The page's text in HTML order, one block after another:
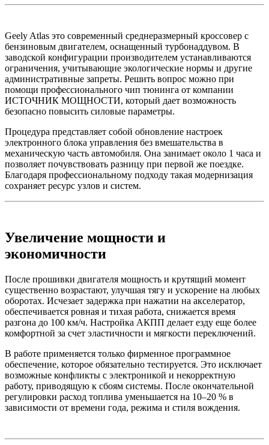
Geely Atlas это современный среднеразмерный кроссовер с
бензиновым двигателем, оснащенный турбонаддувом. В
заводской конфигурации производителем устанавливаются
ограничения, учитывающие экологические нормы и другие
административные запреты. Решить вопрос можно при
помощи профессионального чип тюнинга от компании
ИСТОЧНИК МОЩНОСТИ, который дает возможность
безопасно повысить силовые параметры.
Процедура представляет собой обновление настроек
электронного блока управления без вмешательства в
механическую часть автомобиля. Она занимает около 1 часа и
позволяет почувствовать разницу при первой же поездке.
Благодаря профессиональному подходу такая модернизация
сохраняет ресурс узлов и систем.
Увеличение мощности и
экономичности
После прошивки двигателя мощность и крутящий момент
существенно возрастают, улучшая тягу и ускорение на любых
оборотах. Исчезает задержка при нажатии на акселератор,
обеспечивается ровная и тихая работа, снижается время
разгона до 100 км/ч. Настройка АКПП делает езду еще более
комфортной за счет эластичности и мягкости переключений.
В работе применяется только фирменное программное
обеспечение, которое обязательно тестируется. Это исключает
возможные конфликты с электроникой и некорректную
работу, приводящую к сбоям системы. После окончательной
регулировки расход топлива уменьшается на 10–20 % в
зависимости от времени года, режима и стиля вождения.